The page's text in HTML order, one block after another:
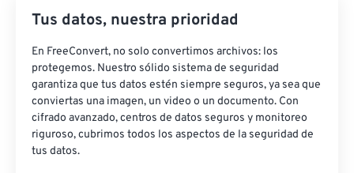
Tus datos, nuestra prioridad
En FreeConvert, no solo convertimos archivos: los
protegemos. Nuestro sólido sistema de seguridad
garantiza que tus datos estén siempre seguros, ya sea que
conviertas una imagen, un video o un documento. Con
cifrado avanzado, centros de datos seguros y monitoreo
riguroso, cubrimos todos los aspectos de la seguridad de
tus datos.